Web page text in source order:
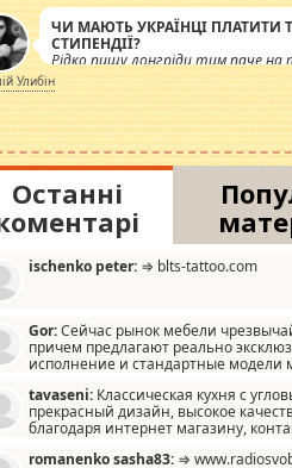
ЧИ МАЮТЬ УКРАЇНЦІ ПЛАТИТИ
СТИПЕНДІЇ?
Рідко пишу лонгріди тим паче на
але вже просто дістало!
інсенуації навколо
Штучно роздувається ще одна
катастрофа.
Улибін
Останні
ischenko peter: ⇒ blts-tattoo.com
Gor:Сейчас рынок мебели
причем предлагают реально
исполнение и стандартные модели
мало походит на стандартные
и что главное - со вкусом
ненужных наворотов удорожающих
tavaseni: Классическая кухня с
прекрасный дизайн, высокое
благодаря интернет магазину,
romanenko sasha83: ⇒